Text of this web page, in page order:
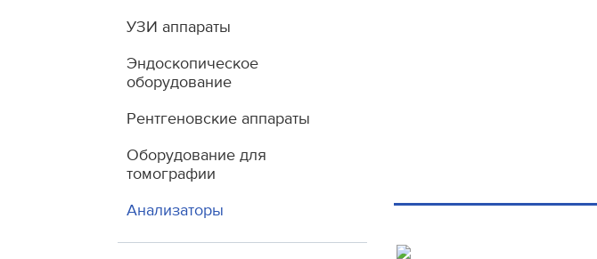
УЗИ аппараты
Эндоскопическое
оборудование
Рентгеновские аппараты
Оборудование для
томографии
Анализаторы